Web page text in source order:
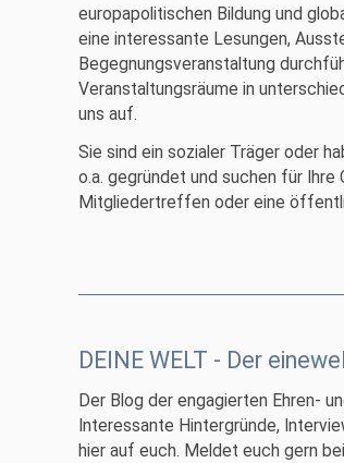
europapolitischen Bildung und
eine interessante Lesungen,
Begegnungsveranstaltung
Veranstaltungsräume in
uns auf.
Sie sind ein sozialer Träger oder
o.a. gegründet und suchen für Ihre
Mitgliedertreffen oder eine
DEINE WELT - Der
Der Blog der engagierten Ehren-
Interessante Hintergründe,
hier auf euch. Meldet euch gern